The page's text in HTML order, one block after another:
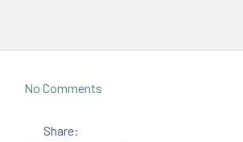
No Commentson Fitness Lesson with a
Share: